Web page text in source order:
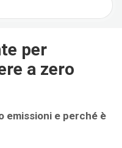
per
a zero
emissioni e perché è